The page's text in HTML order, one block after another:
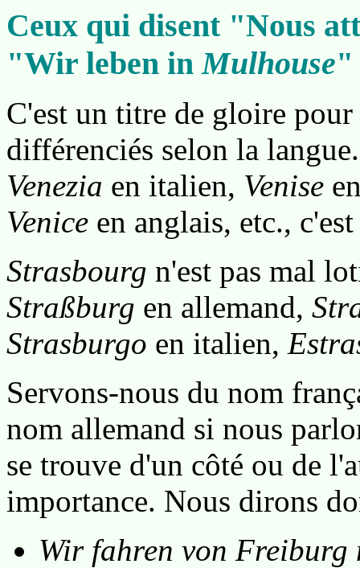
Ceux qui disent "Nous
"Wir leben inMulhouse"
C'est un titre de gloire
différenciés selon la
Venezia en italien, Venise
Venice en anglais, etc.,
Strasbourg n'est pas mal
Straßburg en allemand,
Strasburgo en italien,
Servons-nous du nom
nom allemand si nous
se trouve d'un côté ou de
importance. Nous dirons
Wir fahren von Freiburg